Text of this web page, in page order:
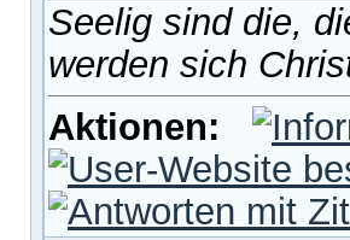
Seelig sind die,
werden sich
Aktionen: